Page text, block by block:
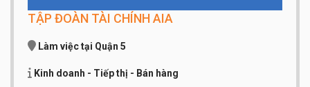
TẬP ĐOÀN TÀI CHÍNH AIA
Làm việc tại Quận 5
Kinh doanh - Tiếp thị - Bán hàng